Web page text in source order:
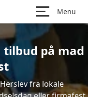
Menu
tilbud på mad
fra lokale